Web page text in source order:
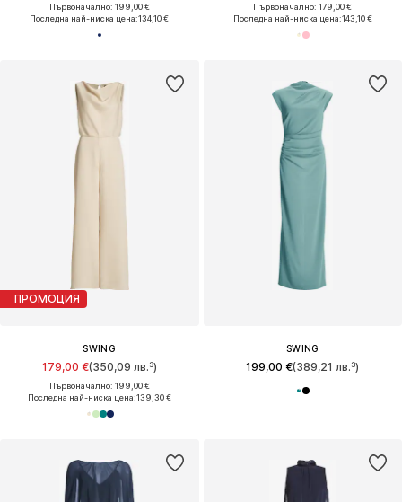
Първоначално: 199,00 €
Последна най-ниска цена:134,10 €
Първоначално: 179,00 €
Последна най-ниска цена:143,10 €
ПРОМОЦИЯ
SWING
179,00 €(350,09 лв.³)
Първоначално: 199,00 €
Последна най-ниска цена:139,30 €
SWING
199,00 €(389,21 лв.³)